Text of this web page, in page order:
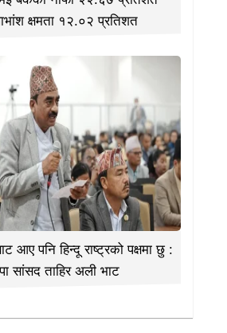
क्षमता १२.०२ प्रतिशत
आए पनि हिन्दू राष्ट्रको पक्षमा छु :
सांसद ताहिर अली भाट